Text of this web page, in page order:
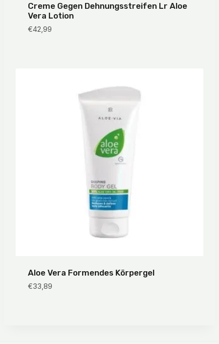
Creme Gegen Dehnungsstreifen Lr Aloe
Vera Lotion
€42,99
Aloe Vera Formendes Körpergel
€33,89